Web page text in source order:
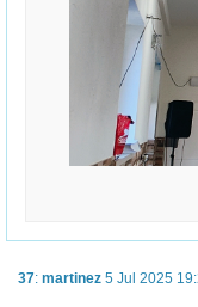
37: martinez 5 Jul 2025